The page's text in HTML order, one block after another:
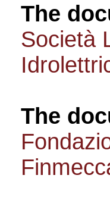
The
Società
The